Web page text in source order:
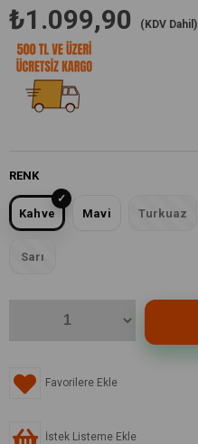
₺1.099,90 (KDV Dahil)
RENK
Kahve Mavi Turkuaz
Sarı
Favorilere Ekle
İstek Listeme Ekle